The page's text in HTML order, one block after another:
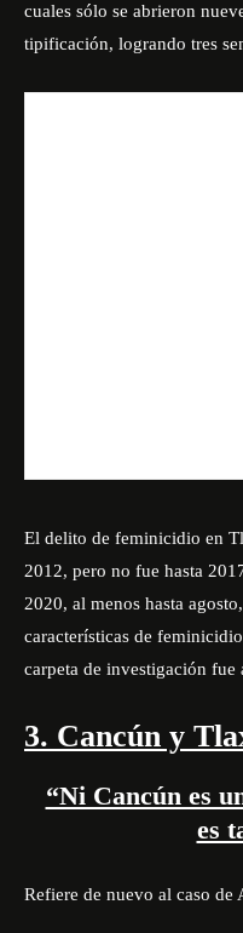
cuales sólo se abrieron
tipificación, logrando tres
El delito de feminicidio en
2012, pero no fue hasta
2020, al menos hasta
características de
carpeta de investigación fue
3. Cancún y
“Ni Cancún es
es
Refiere de nuevo al caso de